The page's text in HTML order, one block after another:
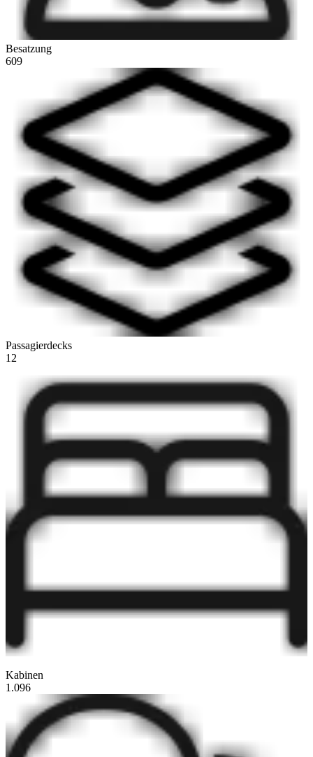
Besatzung
609
Passagierdecks
12
Kabinen
1.096